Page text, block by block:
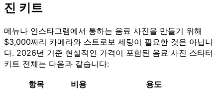
진 키트
메뉴나 인스타그램에서 통하는 음료 사진을 만들기 위해
$3,000짜리 카메라와 스트로보 세팅이 필요한 것은 아닙니
다. 2026년 기준 현실적인 가격이 포함된 음료 사진 스타터
키트 전체는 다음과 같습니다:
항목 비용
용도